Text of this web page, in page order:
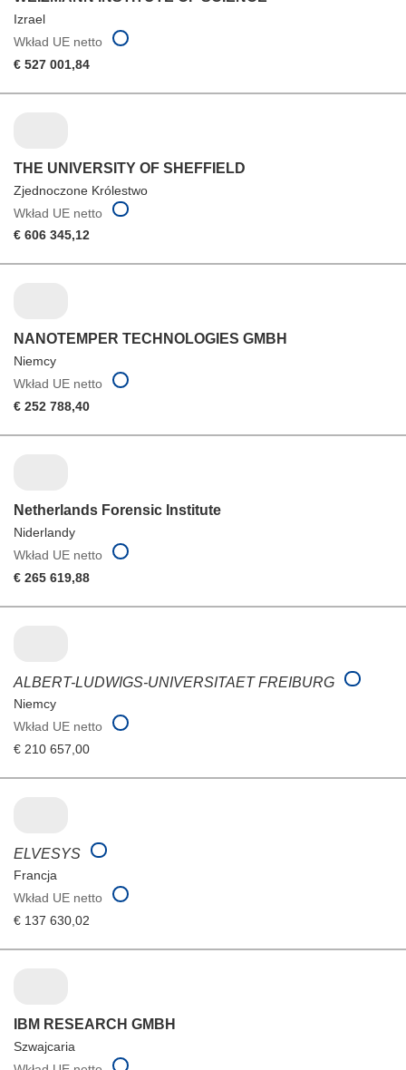
Izrael
Wkład UE netto
€ 527 001,84
THE UNIVERSITY OF SHEFFIELD
Zjednoczone Królestwo
Wkład UE netto
€ 606 345,12
NANOTEMPER TECHNOLOGIES GMBH
Niemcy
Wkład UE netto
€ 252 788,40
Netherlands Forensic Institute
Niderlandy
Wkład UE netto
€ 265 619,88
ALBERT-LUDWIGS-UNIVERSITAET FREIBURG
Niemcy
Wkład UE netto
€ 210 657,00
ELVESYS
Francja
Wkład UE netto
€ 137 630,02
IBM RESEARCH GMBH
Szwajcaria